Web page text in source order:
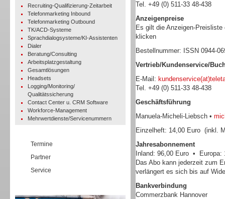
Recruiting-Qualifizierung-Zeitarbeit
Telefonmarketing Inbound
Telefonmarketing Outbound
TK/ACD-Systeme
Sprachdialogsysteme/KI-Assistenten
Dialer
Beratung/Consulting
Arbeitsplatzgestaltung
Gesamtlösungen
Headsets
Logging/Monitoring/
Qualitätssicherung
Contact Center u. CRM Software
Workforce-Management
Mehrwertdienste/Servicenummern
Termine
Partner
Service
Tel. +49 (0) 511-33 48-438
Anzeigenpreise
Es gilt die Anzeigen-
klicken
Bestellnummer: ISSN 0944-
Vertrieb/Kundenservice/
E-Mail:
Tel. +49 (0) 511-33 48-438
Geschäftsführung
Manuela-Micheli-Liebsch •
Einzelheft: 14,00 Euro (inkl.
Jahresabonnement
Inland: 96,00 Euro • Europa:
Das Abo kann jederzeit zum
verlängert es sich bis auf
Bankverbindung
Commerzbank Hannover